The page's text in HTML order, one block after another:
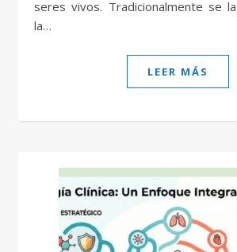
seres vivos. Tradicionalmente se
la…
LEER MÁS